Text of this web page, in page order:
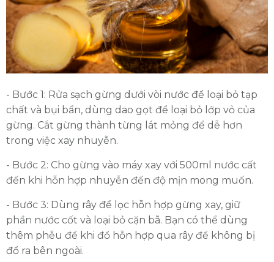
- Bước 1: Rửa sạch gừng dưới vòi nước để loại bỏ tạp
chất và bụi bẩn, dùng dao gọt để loại bỏ lớp vỏ của
gừng. Cắt gừng thành từng lát mỏng để dễ hơn
trong việc xay nhuyễn.
- Bước 2: Cho gừng vào máy xay với 500ml nước cất
đến khi hỗn hợp nhuyễn đến độ mịn mong muốn.
- Bước 3: Dùng rây để lọc hỗn hợp gừng xay, giữ
phần nước cốt và loại bỏ cặn bã. Bạn có thể dùng
thêm phễu để khi đổ hỗn hợp qua rây để không bị
đổ ra bên ngoài.